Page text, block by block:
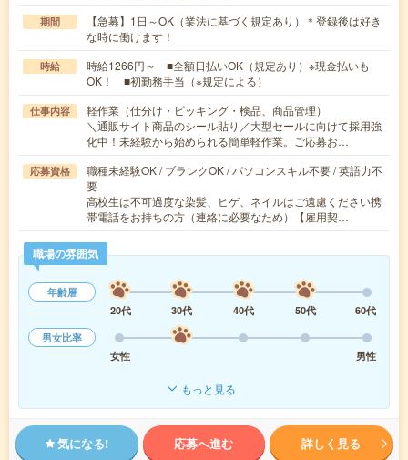
期間
【急募】1日～OK（業法に基づく規定あり）＊登録後は好き
な時に働けます！
時給
時給1266円～ ■全額日払いOK（規定あり）※現金払いも
OK！ ■初勤務手当（※規定による）
仕事内容
軽作業（仕分け・ピッキング・検品、商品管理）
＼通販サイト商品のシール貼り／大型セールに向けて採用強
化中！未経験から始められる簡単軽作業。ご応募お…
応募資格
職種未経験OK / ブランクOK / パソコンスキル不要 / 英語力不
要
高校生は不可過度な染髪、ヒゲ、ネイルはご遠慮ください携
帯電話をお持ちの方（連絡に必要なため）【雇用契…
職場の雰囲気
年齢層
20代
30代 40代 50代
60代
男女比率
女性
男性
もっと見る
気になる! 応募へ進む 詳しく見る